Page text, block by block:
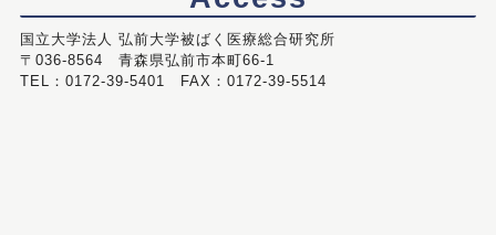
国立大学法人 弘前大学被ばく医療総合研究所
〒036-8564 青森県弘前市本町66-1
TEL：0172-39-5401 FAX：0172-39-5514